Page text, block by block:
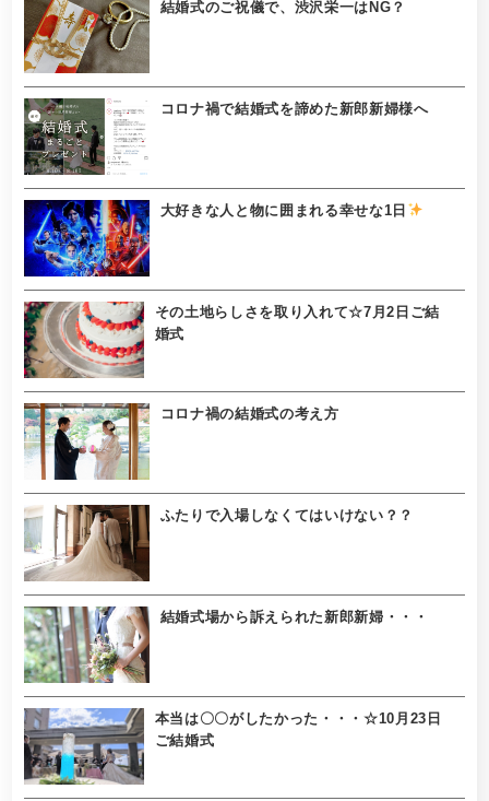
結婚式のご祝儀で、渋沢栄一はNG？
コロナ禍で結婚式を諦めた新郎新婦様へ
大好きな人と物に囲まれる幸せな1日
その土地らしさを取り入れて☆7月2日ご結
婚式
コロナ禍の結婚式の考え方
ふたりで入場しなくてはいけない？？
結婚式場から訴えられた新郎新婦・・・
本当は〇〇がしたかった・・・☆10月23日
ご結婚式